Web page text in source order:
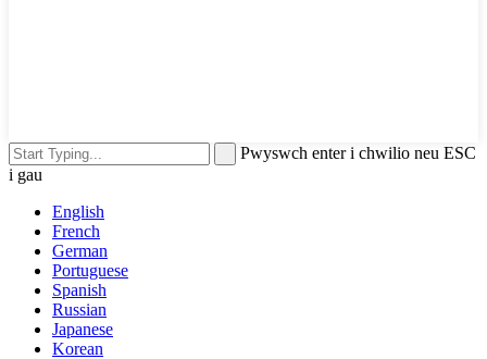
Pwyswch enter i chwilio neu ESC
i gau
English
French
German
Portuguese
Spanish
Russian
Japanese
Korean